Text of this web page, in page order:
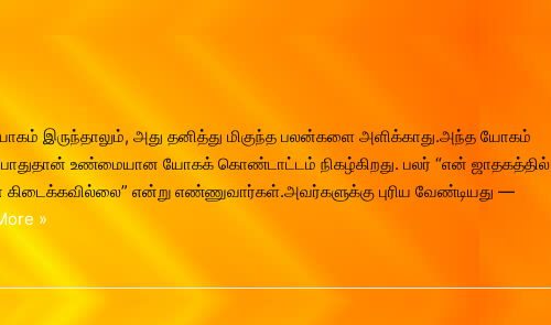
இருந்தாலும், அது தனித்து மிகுந்த பலன்களை அளிக்காது.அந்த யோகம்
உண்மையான யோகக் கொண்டாட்டம் நிகழ்கிறது. பலர் “என் ஜாதகத்தில்
என்று எண்ணுவார்கள்.அவர்களுக்கு புரிய வேண்டியது —
»